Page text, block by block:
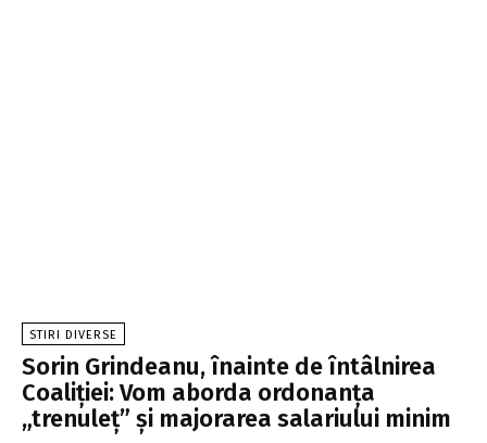
STIRI DIVERSE
Sorin Grindeanu, înainte de întâlnirea
Coaliției: Vom aborda ordonanța
„trenuleț” și majorarea salariului minim